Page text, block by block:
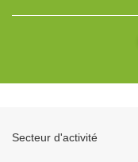
Secteur d'activité